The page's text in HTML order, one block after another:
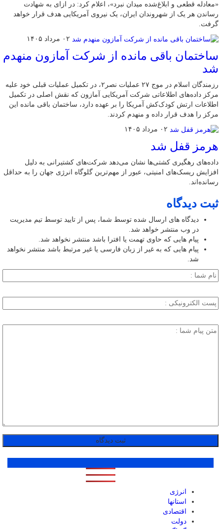
«معادله قطعی و ابلاغ‌شده میدان نبرد»، اعلام کرد: در ازای به شهادت
رساندن هر یک از شهروندان ایران، یک نیروی آمریکایی هدف قرار خواهد
گرفت.
۰۲ مرداد ۱۴۰۵
ساختمان باقی مانده از شرکت آمازون منهدم
شد
رزمندگان اسلام در موج ۲۷ عملیات نصر۲، در تکمیل عملیات قبلی خود علیه
مرکز داده‌های اطلاعاتی شرکت آمریکایی آمازون که نقش اصلی در تکمیل
اطلاعات ارتش کودک‌کش آمریکا را بر عهده دارد، ساختمان باقی مانده این
مرکز را هدف قرار داده و منهدم کردند.
۰۲ مرداد ۱۴۰۵
هرمز قفل شد
داده‌های رهگیری کشتی‌ها نشان می‌دهد شرکت‌های کشتیرانی به دلیل
افزایش ریسک‌های امنیتی، عبور از مهم‌ترین گلوگاه انرژی جهان را به حداقل
رسانده‌اند.
ثبت دیدگاه
دیدگاه های ارسال شده توسط شما، پس از تایید توسط تیم مدیریت
در وب منتشر خواهد شد.
پیام هایی که حاوی تهمت یا افترا باشد منتشر نخواهد شد.
پیام هایی که به غیر از زبان فارسی یا غیر مرتبط باشد منتشر نخواهد
شد.
انرژی
استانها
اقتصادی
دولت